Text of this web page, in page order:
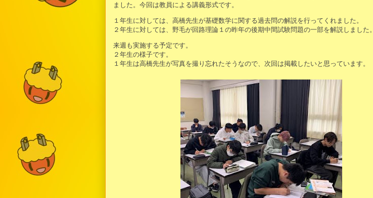
ました。今回は教員による講義形式です。
１年生に対しては、高橋先生が基礎数学に関する過去問の解説を行ってくれました。
２年生に対しては、野毛が回路理論１の昨年の後期中間試験問題の一部を解説しました。
来週も実施する予定です。
２年生の様子です。
１年生は高橋先生が写真を撮り忘れたそうなので、次回は掲載したいと思っています。